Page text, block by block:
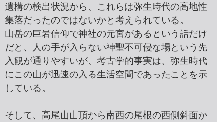
遺構の検出状況から、これらは弥生時代の高地性
集落だったのではないかと考えられている。
山岳の巨岩信仰で神社の元宮があるという話だけ
だと、人の手が入らない神聖不可侵な場という先
入観が通りやすいが、考古学的事実は、弥生時代
にこの山が迅速の入る生活空間であったことを示
している。
そして、高尾山山頂から南西の尾根の西側斜面か